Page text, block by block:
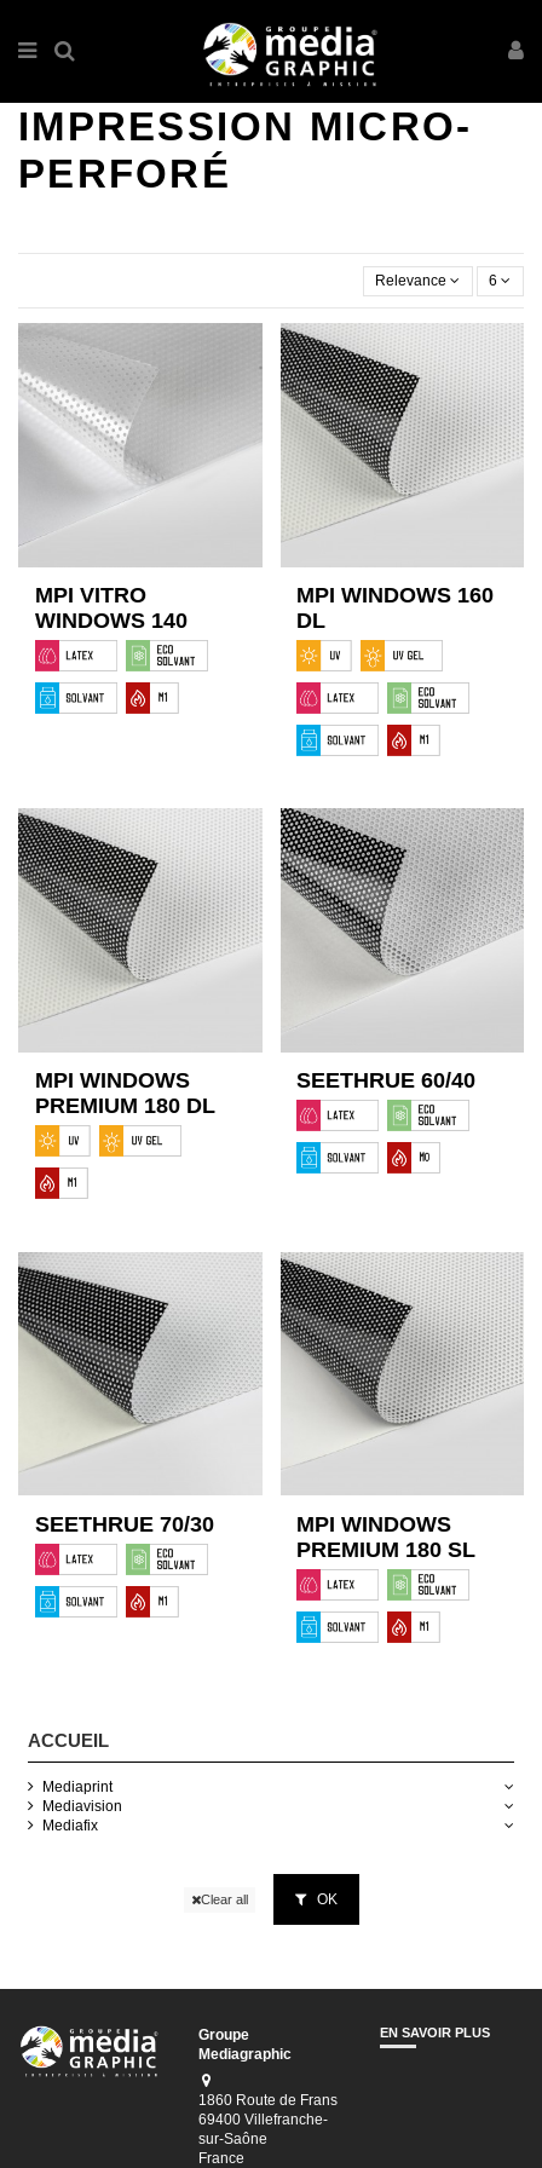
IMPRESSION MICRO-
PERFORÉ
Relevance 6
MPI VITRO
WINDOWS 140
MPI WINDOWS 160
DL
MPI WINDOWS
PREMIUM 180 DL
SEETHRUE 60/40
SEETHRUE 70/30
MPI WINDOWS
PREMIUM 180 SL
ACCUEIL
Mediaprint
Mediavision
Mediafix
Clear all OK
Groupe
Mediagraphic
1860 Route de Frans
69400 Villefranche-
sur-Saône
France
EN SAVOIR PLUS